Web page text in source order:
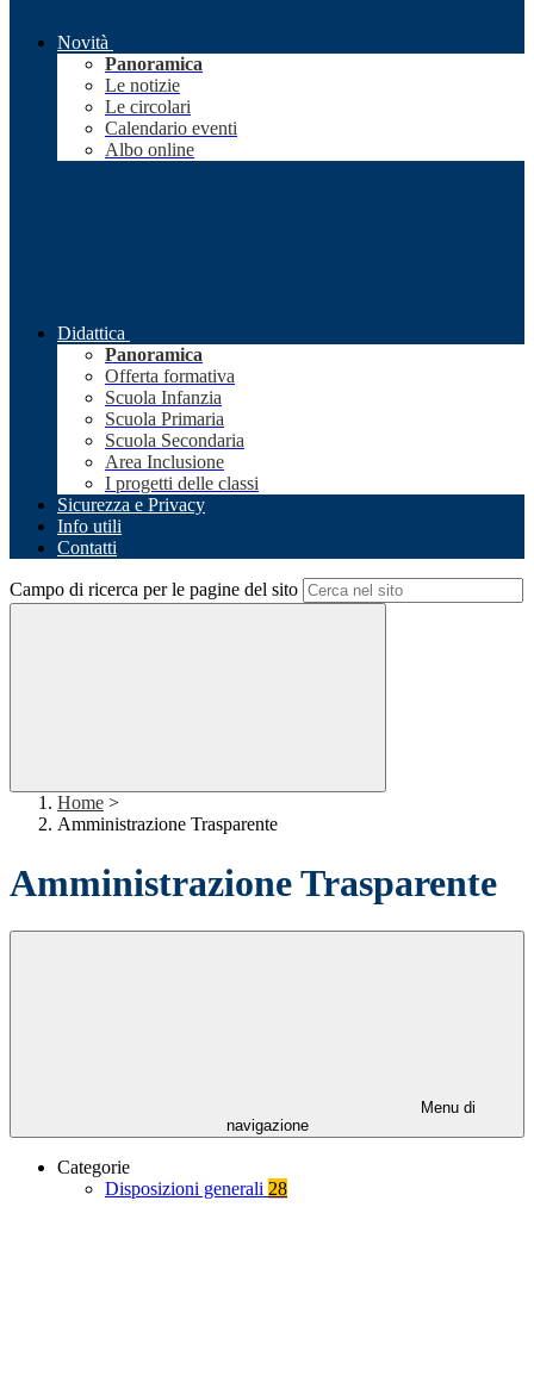
Novità
Panoramica
Le notizie
Le circolari
Calendario eventi
Albo online
Didattica
Panoramica
Offerta formativa
Scuola Infanzia
Scuola Primaria
Scuola Secondaria
Area Inclusione
I progetti delle classi
Sicurezza e Privacy
Info utili
Contatti
Campo di ricerca per le pagine del sito
Home >
Amministrazione Trasparente
Amministrazione Trasparente
Menu di
navigazione
Categorie
Disposizioni generali 28